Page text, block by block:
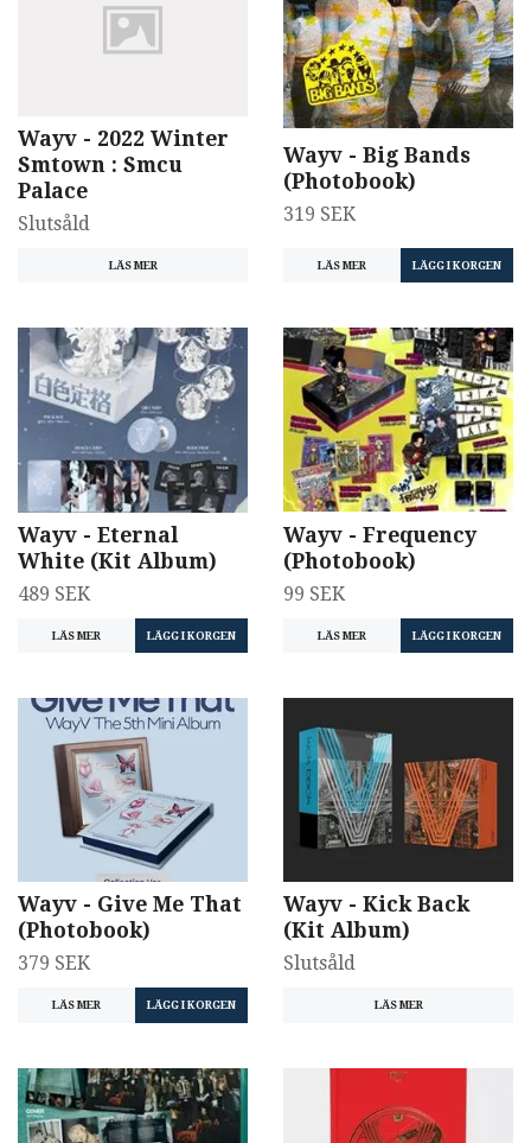
Wayv - 2022 Winter
Smtown : Smcu
Palace
Slutsåld
LÄS MER
Wayv - Big Bands
(Photobook)
319 SEK
LÄS MER
Wayv - Eternal
White (Kit Album)
489 SEK
LÄS MER
Wayv - Frequency
(Photobook)
99 SEK
LÄS MER
Wayv - Give Me That
(Photobook)
379 SEK
LÄS MER
Wayv - Kick Back
(Kit Album)
Slutsåld
LÄS MER